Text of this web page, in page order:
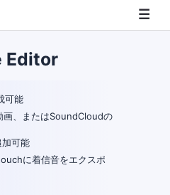
Editor
可能
画、またはSoundCloudの
可能
に着信音をエクスポ